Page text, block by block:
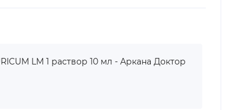
LM 1 раствор 10 мл - Аркана Доктор